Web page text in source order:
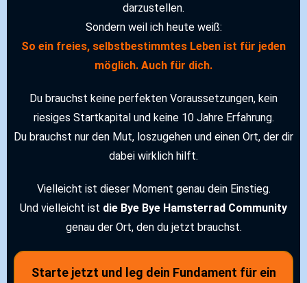
darzustellen.
Sondern weil ich heute weiß:
So ein freies, selbstbestimmtes Leben ist für jeden
möglich. Auch für dich.
Du brauchst keine perfekten Voraussetzungen, kein
riesiges Startkapital und keine 10 Jahre Erfahrung.
Du brauchst nur den Mut, loszugehen und einen Ort, der dir
dabei wirklich hilft.
Vielleicht ist dieser Moment genau dein Einstieg.
Und vielleicht ist die Bye Bye Hamsterrad Community
genau der Ort, den du jetzt brauchst.
Starte jetzt und leg dein Fundament für ein